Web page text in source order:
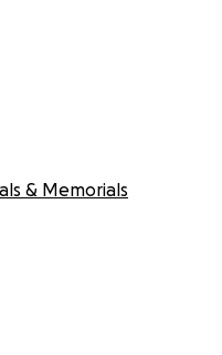
& Memorials